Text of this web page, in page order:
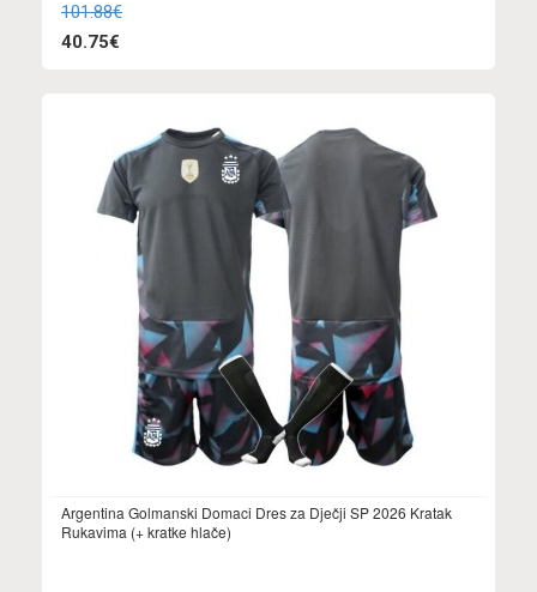
101.88€
40.75€
Argentina Golmanski Domaci Dres za Dječji SP 2026 Kratak
Rukavima (+ kratke hlače)